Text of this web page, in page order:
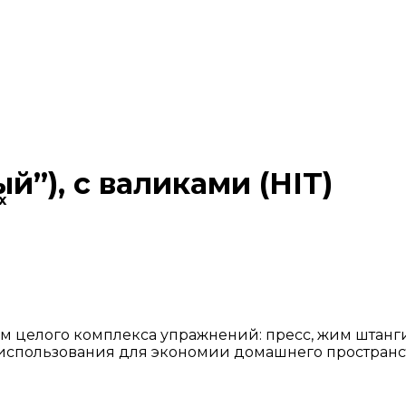
с валиками (HIT)
комплекса упражнений: пресс, жим
для экономии домашнего